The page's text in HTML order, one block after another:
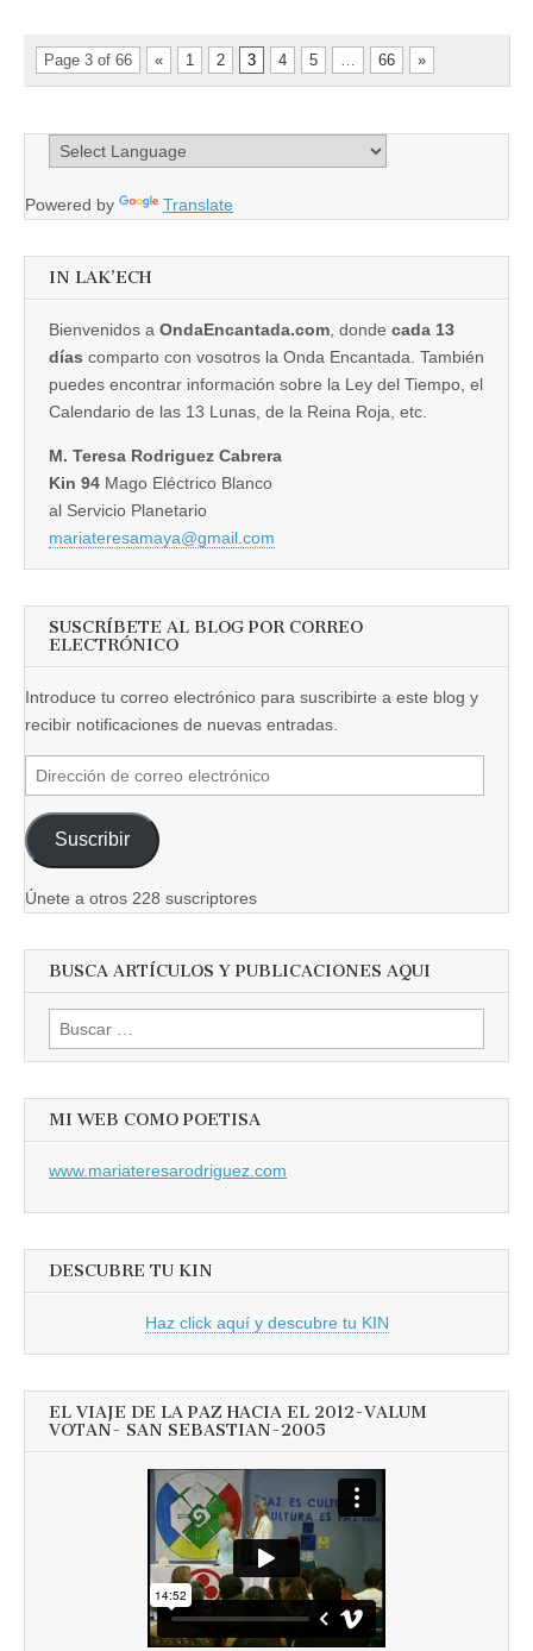
Page 3 of 66 « 1 2 3 4 5 66 »
Powered by Translate
IN LAK’ECH
Bienvenidos a OndaEncantada.com , donde cada 13
días comparto con vosotros la Onda Encantada. También
puedes encontrar información sobre la Ley del Tiempo, el
Calendario de las 13 Lunas, de la Reina Roja, etc.
M. Teresa Rodriguez Cabrera
Kin 94 Mago Eléctrico Blanco
al Servicio Planetario
mariateresamaya@gmail.com
SUSCRÍBETE AL BLOG POR CORREO
ELECTRÓNICO
Introduce tu correo electrónico para suscribirte a este blog y
recibir notificaciones de nuevas entradas.
Dirección
de
correo
electrónico
Suscribir
Únete a otros 228 suscriptores
BUSCA ARTÍCULOS Y PUBLICACIONES AQUI
Buscar:
MI WEB COMO POETISA
www.mariateresarodriguez.com
DESCUBRE TU KIN
Haz click aquí y descubre tu KIN
EL VIAJE DE LA PAZ HACIA EL 2012-VALUM
VOTAN- SAN SEBASTIAN-2005